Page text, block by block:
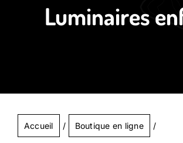
Luminaires
Accueil Boutique en ligne